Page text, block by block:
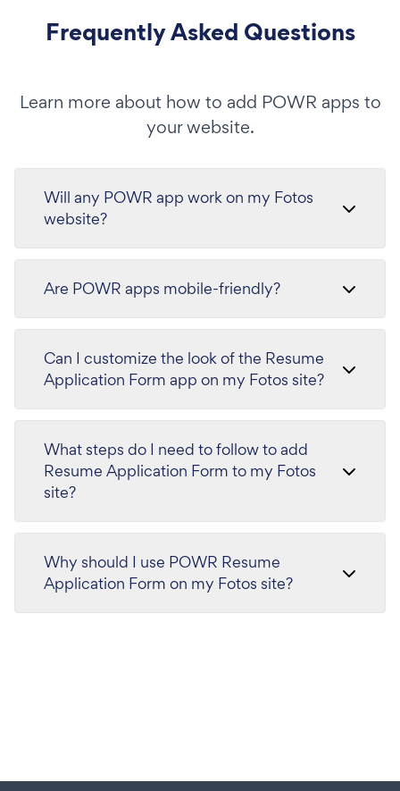
Frequently Asked Questions
Learn more about how to add POWR apps to
your website.
Will any POWR app work on my Fotos
website?
Are POWR apps mobile-friendly?
Can I customize the look of the Resume
Application Form app on my Fotos site?
What steps do I need to follow to add
Resume Application Form to my Fotos
site?
Why should I use POWR Resume
Application Form on my Fotos site?